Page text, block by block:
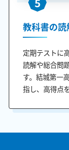
教科書の
定期テストに
読解や総合問
す。結城第一
指し、高得点